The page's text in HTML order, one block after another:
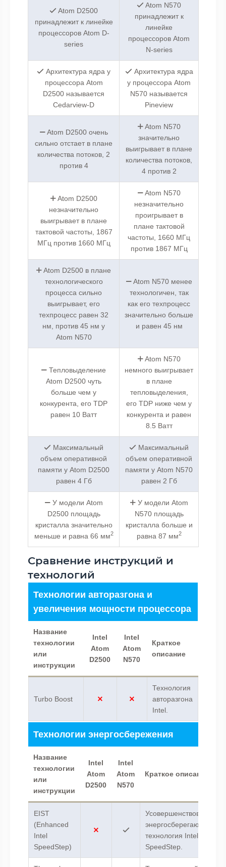
Atom D2500
принадлежит к линейке
процессоров Atom D-
series
Atom N570
принадлежит к
линейке
процессоров Atom
N-series
Архитектура ядра у
процессора Atom
D2500 называется
Cedarview-D
Архитектура ядра
у процессора Atom
N570 называется
Pineview
Atom D2500 очень
сильно отстает в плане
количества потоков, 2
против 4
Atom N570
значительно
выигрывает в плане
количества потоков,
4 против 2
Atom D2500
незначительно
выигрывает в плане
тактовой частоты, 1867
МГц против 1660 МГц
Atom N570
незначительно
проигрывает в
плане тактовой
частоты, 1660 МГц
против 1867 МГц
Atom D2500 в плане
технологического
процесса сильно
выигрывает, его
техпроцесс равен 32
нм, против 45 нм у
Atom N570
Atom N570 менее
технологичен, так
как его техпроцесс
значительно больше
и равен 45 нм
Тепловыделение
Atom D2500 чуть
больше чем у
конкурента, его TDP
равен 10 Ватт
Atom N570
немного выигрывает
в плане
тепловыделения,
его TDP ниже чем у
конкурента и равен
8.5 Ватт
Максимальный
объем оперативной
памяти у Atom D2500
равен 4 Гб
Максимальный
объем оперативной
памяти у Atom N570
равен 2 Гб
У модели Atom
D2500 площадь
кристалла значительно
меньше и равна 66 мм2
У модели Atom
N570 площадь
кристалла больше и
равна 87 мм2
Сравнение инструкций и
технологий
Технологии авторазгона и
увеличения мощности процессора
Название
технологии
или
инструкции
Intel
Atom
D2500
Intel
Atom
N570
Краткое
описание
Turbo Boost
Технология
авторазгона
Intel.
Технологии энергосбережения
Название
технологии
или
инструкции
Intel
Atom
D2500
Intel
Atom
N570
Краткое описание
EIST
(Enhanced
Intel
SpeedStep)
Усовершенствованная
энергосберегающая
технология Intel
SpeedStep.